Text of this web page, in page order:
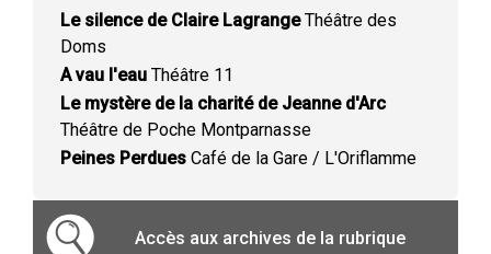
Le silence de Claire LagrangeThéâtre des
Doms
A vau l'eau Théâtre 11
Le mystère de la charité de Jeanne d'Arc
Théâtre de Poche Montparnasse
Peines Perdues Café de la Gare / L'Oriflamme
Accès aux archives de la rubrique